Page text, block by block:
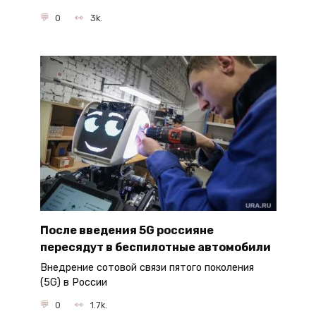
0 3k.
После введения 5G россияне
пересядут в беспилотные автомобили
Внедрение сотовой связи пятого поколения
(5G) в России
0 1.7k.